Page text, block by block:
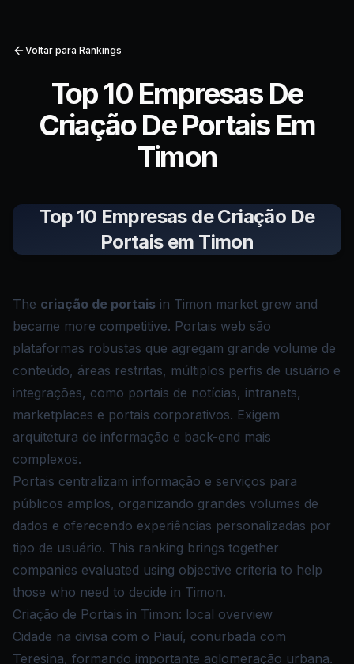
Voltar para Rankings
Top 10 Empresas De
Criação De Portais Em
Timon
Top 10 Empresas de Criação De
Portais em Timon
The criação de portais in Timon market grew and
became more competitive. Portais web são
plataformas robustas que agregam grande volume de
conteúdo, áreas restritas, múltiplos perfis de usuário e
integrações, como portais de notícias, intranets,
marketplaces e portais corporativos. Exigem
arquitetura de informação e back-end mais
complexos.
Portais centralizam informação e serviços para
públicos amplos, organizando grandes volumes de
dados e oferecendo experiências personalizadas por
tipo de usuário. This ranking brings together
companies evaluated using objective criteria to help
those who need to decide in Timon.
Criação de Portais in Timon: local overview
Cidade na divisa com o Piauí, conurbada com
Teresina, formando importante aglomeração urbana.